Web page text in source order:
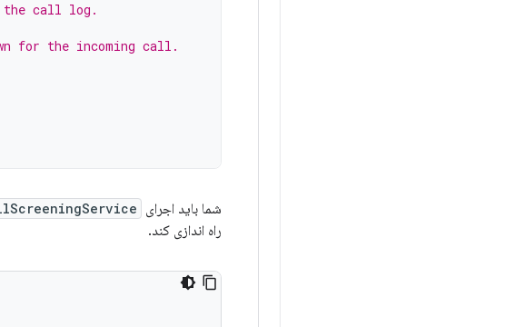
the call log.
for the incoming call.
شما باید اجرای
راه اندازی کند.